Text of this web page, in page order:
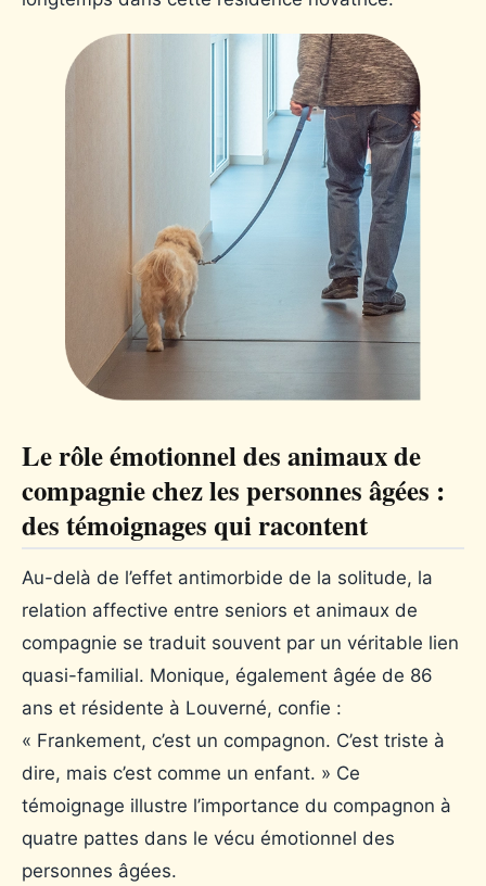
Le rôle émotionnel des animaux de
compagnie chez les personnes âgées :
des témoignages qui racontent
Au-delà de l’effet antimorbide de la solitude, la
relation affective entre seniors et animaux de
compagnie se traduit souvent par un véritable lien
quasi-familial. Monique, également âgée de 86
ans et résidente à Louverné, confie :
« Frankement, c’est un compagnon. C’est triste à
dire, mais c’est comme un enfant. » Ce
témoignage illustre l’importance du compagnon à
quatre pattes dans le vécu émotionnel des
personnes âgées.